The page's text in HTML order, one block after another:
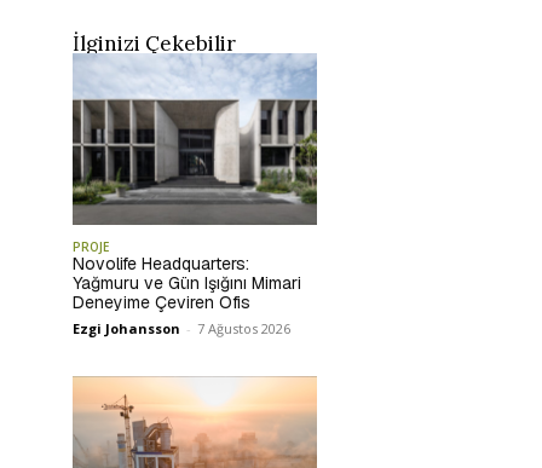
İlginizi Çekebilir
PROJE
Novolife Headquarters:
Yağmuru ve Gün Işığını Mimari
Deneyime Çeviren Ofis
Ezgi Johansson - 7 Ağustos 2026